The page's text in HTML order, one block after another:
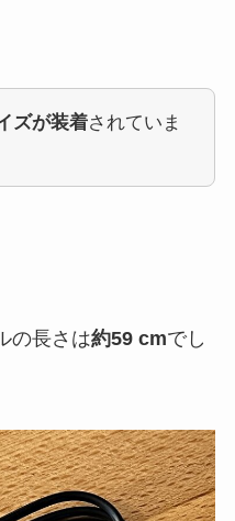
ズが装着されていま
の長さは約59 cmでし